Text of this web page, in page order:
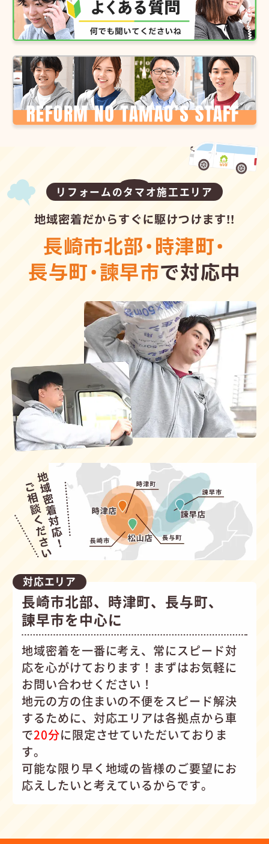
リフォームのタマオ施工エリア
地域密着だからすぐに駆けつけます!!
長崎市北部・時津町・
長与町・諫早市で対応中
対応エリア
長崎市北部、時津町、長与町、
諫早市を中心に
地域密着を一番に考え、常にスピード対
応を心がけております！まずはお気軽に
お問い合わせください！
地元の方の住まいの不便をスピード解決
するために、対応エリアは各拠点から車
で20分に限定させていただいておりま
す。
可能な限り早く地域の皆様のご要望にお
応えしたいと考えているからです。